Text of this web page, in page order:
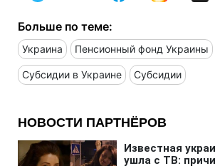
Больше по теме:
Украина Пенсионный фонд Украины
Субсидии в Украине Субсидии